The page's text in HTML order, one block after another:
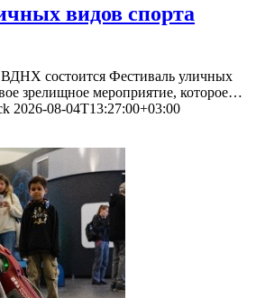
видов спорта
ВДНХ состоится Фестиваль уличных
зрелищное мероприятие, которое…
2026-08-04T13:27:00+03:00